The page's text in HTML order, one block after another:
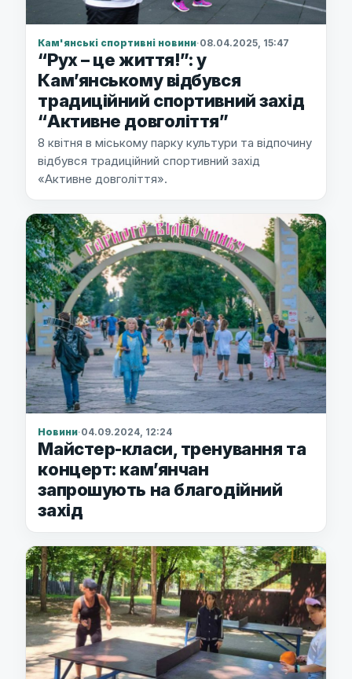
Кам'янські спортивні новини·08.04.2025, 15:47
“Рух – це життя!”: у
Камʼянському відбувся
традиційний спортивний захід
“Активне довголіття”
8 квітня в міському парку культури та відпочину
відбувся традиційний спортивний захід
«Активне довголіття».
Новини·04.09.2024, 12:24
Майстер-класи, тренування та
концерт: кам’янчан
запрошують на благодійний
захід